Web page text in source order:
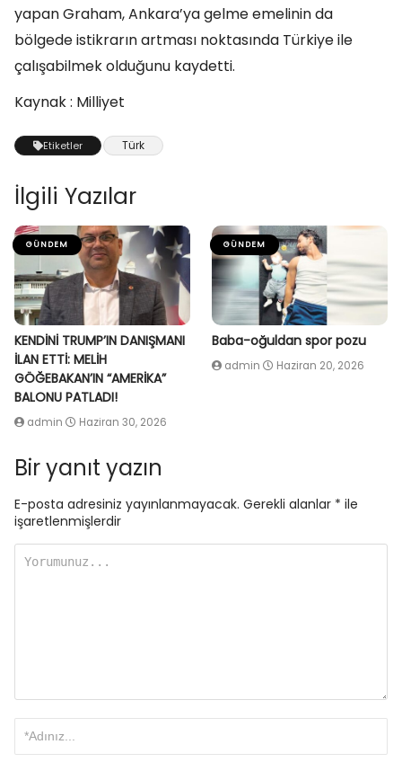
yapan Graham, Ankara’ya gelme emelinin da
bölgede istikrarın artması noktasında Türkiye ile
çalışabilmek olduğunu kaydetti.
Kaynak : Milliyet
Etiketler Türk
İlgili Yazılar
GÜNDEM
KENDİNİ TRUMP’IN DANIŞMANI
İLAN ETTİ: MELİH
GÖĞEBAKAN’IN “AMERİKA”
BALONU PATLADI!
admin Haziran 30, 2026
GÜNDEM
Baba-oğuldan spor pozu
admin Haziran 20, 2026
Bir yanıt yazın
E-posta adresiniz yayınlanmayacak. Gerekli alanlar * ile
işaretlenmişlerdir